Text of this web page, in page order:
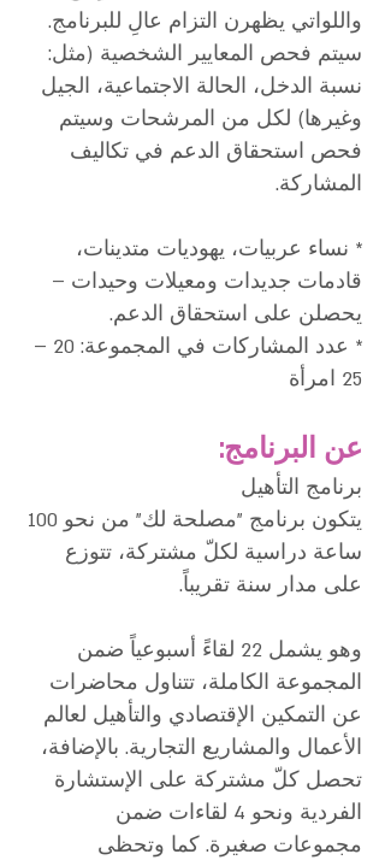
واللواتي يظهرن التزام عالِ للبرنامج.
سيتم فحص المعايير الشخصية (مثل:
نسبة الدخل، الحالة الاجتماعية، الجيل
وغيرها) لكل من المرشحات وسيتم
فحص استحقاق الدعم في تكاليف
المشاركة.
* نساء عربيات، يهوديات متدينات،
قادمات جديدات ومعيلات وحيدات –
يحصلن على استحقاق الدعم.
* عدد المشاركات في المجموعة: 20 –
25 امرأة
عن البرنامج:
برنامج التأهيل
يتكون برنامج "مصلحة لك" من نحو 100
ساعة دراسية لكلّ مشتركة، تتوزع
على مدار سنة تقريباً.
وهو يشمل 22 لقاءً أسبوعياً ضمن
المجموعة الكاملة، تتناول محاضرات
عن التمكين الإقتصادي والتأهيل لعالم
الأعمال والمشاريع التجارية. بالإضافة،
تحصل كلّ مشتركة على الإستشارة
الفردية ونحو 4 لقاءات ضمن
مجموعات صغيرة. كما وتحظى